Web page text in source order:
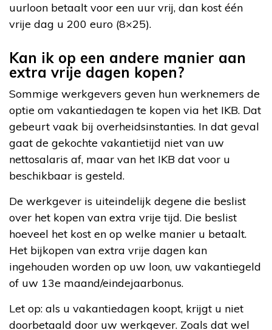
uurloon betaalt voor een uur vrij, dan kost één
vrije dag u 200 euro (8×25).
Kan ik op een andere manier aan
extra vrije dagen kopen?
Sommige werkgevers geven hun werknemers de
optie om vakantiedagen te kopen via het IKB. Dat
gebeurt vaak bij overheidsinstanties. In dat geval
gaat de gekochte vakantietijd niet van uw
nettosalaris af, maar van het IKB dat voor u
beschikbaar is gesteld.
De werkgever is uiteindelijk degene die beslist
over het kopen van extra vrije tijd. Die beslist
hoeveel het kost en op welke manier u betaalt.
Het bijkopen van extra vrije dagen kan
ingehouden worden op uw loon, uw vakantiegeld
of uw 13e maand/eindejaarbonus.
Let op: als u vakantiedagen koopt, krijgt u niet
doorbetaald door uw werkgever. Zoals dat wel